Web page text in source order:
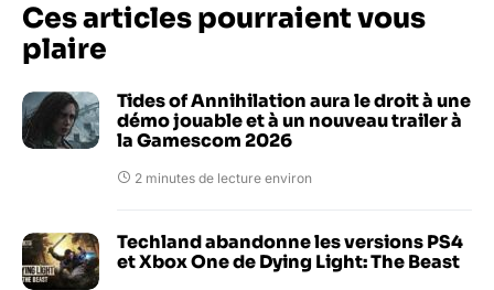
Ces articles pourraient vous
plaire
Tides of Annihilation aura le droit à une
démo jouable et à un nouveau trailer à
la Gamescom 2026
2 minutes de lecture environ
Techland abandonne les versions PS4
et Xbox One de Dying Light: The Beast